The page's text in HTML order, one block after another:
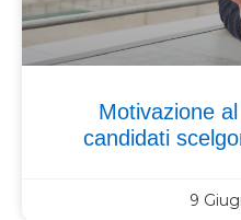
Motivazione
candidati
9